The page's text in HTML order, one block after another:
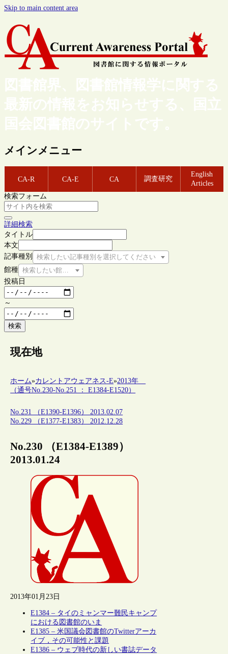
Skip to main content area
図書館界、図書館情報学に関する
最新の情報をお知らせする、国立
国会図書館のサイトです。
メインメニュー
CA-R CA-E CA 調査研究
English
Articles
検索フォーム
詳細検索
タイトル
本文
記事種別
検索したい記事種別を選択してください
館種 検索したい館種を選択してください
投稿日
～
検索
現在地
ホーム»カレントアウェアネス-E»2013年
（通号No.230-No.251 ： E1384-E1520）
No.231 （E1390-E1396） 2013.02.07
No.229 （E1377-E1383） 2012.12.28
No.230 （E1384-E1389）
2013.01.24
2013年01月23日
E1384 – タイのミャンマー難民キャンプ
における図書館のいま
E1385 – 米国議会図書館のTwitterアーカ
イブ，その可能性と課題
E1386 – ウェブ時代の新しい書誌データ